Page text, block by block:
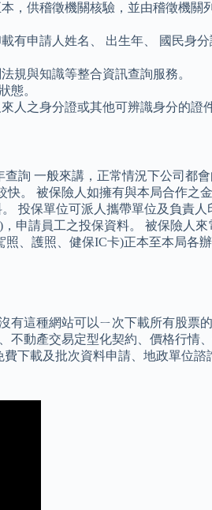
，供稽徵機關核驗，並由稽徵機關
申請人姓名、 出生年、 國民身分
規與知識等整合資訊查詢服務。
態。
人之身分證或其他可辨識身分的證
詢 一般來講，正常情況下公司都
。 被保險人如擁有與本局合作之
投保單位可派人攜帶單位及負責
申請員工之投保資料。 被保險人
、護照、健保IC卡)正本至本局各
有這種網站可以ㄧ次下載所有股票
動產交易定型化契約、價格行情、
下載及批次資料申請、地政單位諮